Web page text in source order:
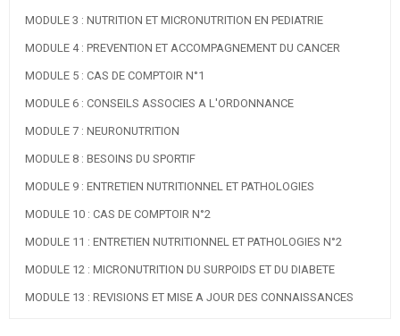
MODULE 3 : NUTRITION ET MICRONUTRITION EN PEDIATRIE
MODULE 4 : PREVENTION ET ACCOMPAGNEMENT DU CANCER
MODULE 5 : CAS DE COMPTOIR N°1
MODULE 6 : CONSEILS ASSOCIES A L'ORDONNANCE
MODULE 7 : NEURONUTRITION
MODULE 8 : BESOINS DU SPORTIF
MODULE 9 : ENTRETIEN NUTRITIONNEL ET PATHOLOGIES
MODULE 10 : CAS DE COMPTOIR N°2
MODULE 11 : ENTRETIEN NUTRITIONNEL ET PATHOLOGIES N°2
MODULE 12 : MICRONUTRITION DU SURPOIDS ET DU DIABETE
MODULE 13 : REVISIONS ET MISE A JOUR DES CONNAISSANCES